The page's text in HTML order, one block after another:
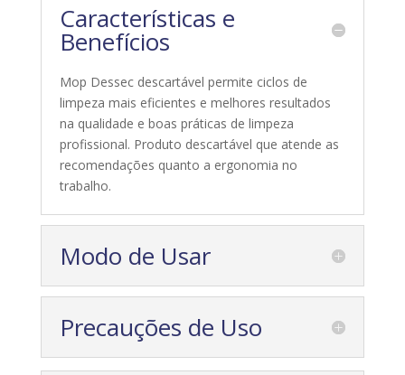
Características e
Benefícios
Mop Dessec descartável permite ciclos de
limpeza mais eficientes e melhores resultados
na qualidade e boas práticas de limpeza
profissional. Produto descartável que atende as
recomendações quanto a ergonomia no
trabalho.
Modo de Usar
Precauções de Uso